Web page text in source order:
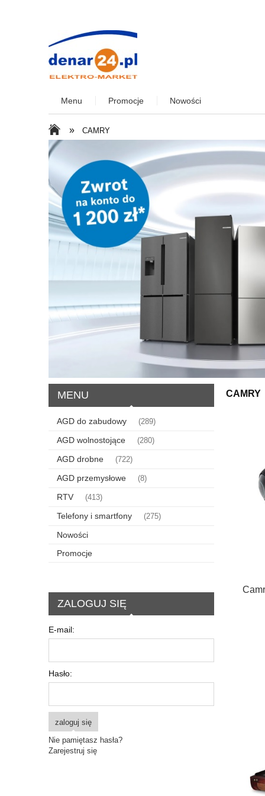
Menu Promocje Nowości
» CAMRY
MENU
AGD do zabudowy (289)
AGD wolnostojące (280)
AGD drobne (722)
AGD przemysłowe (8)
RTV (413)
Telefony i smartfony (275)
Nowości
Promocje
ZALOGUJ SIĘ
E-mail:
Hasło:
zaloguj się
Nie pamiętasz hasła?
Zarejestruj się
CAMRY